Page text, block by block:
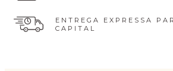
ENTREGA EXPRESSA
CAPITAL